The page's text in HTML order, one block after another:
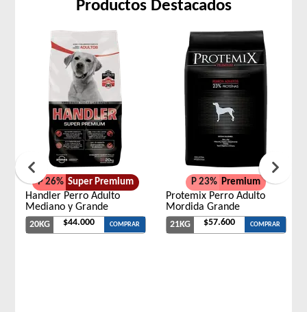
Productos Destacados
P 26% Super Premium
Handler Perro Adulto
Mediano y Grande
20KG $44.000 COMPRAR
P 23% Premium
Protemix Perro Adulto
Mordida Grande
21KG $57.600 COMPRAR